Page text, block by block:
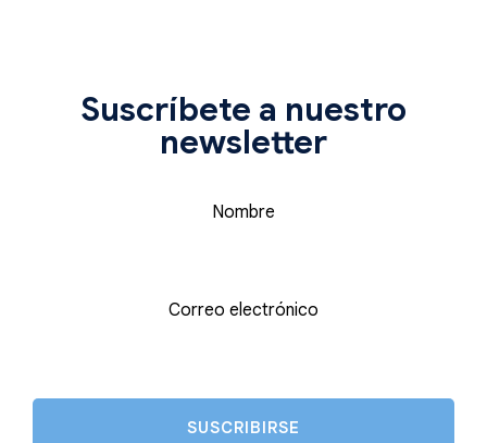
Suscríbete a nuestro
newsletter
Nombre
Correo electrónico